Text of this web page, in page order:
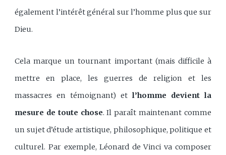
également l’intérêt général sur l’homme plus que sur
Dieu.
Cela marque un tournant important (mais difficile à
mettre en place, les guerres de religion et les
massacres en témoignant) et l’homme devient la
mesure de toute chose. Il paraît maintenant comme
un sujet d’étude artistique, philosophique, politique et
culturel. Par exemple, Léonard de Vinci va composer